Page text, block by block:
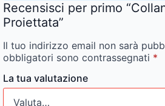
Recensisci per primo
Proiettata”
Il tuo indirizzo email non sarà
obbligatori sono contrassegnati *
La tua valutazione